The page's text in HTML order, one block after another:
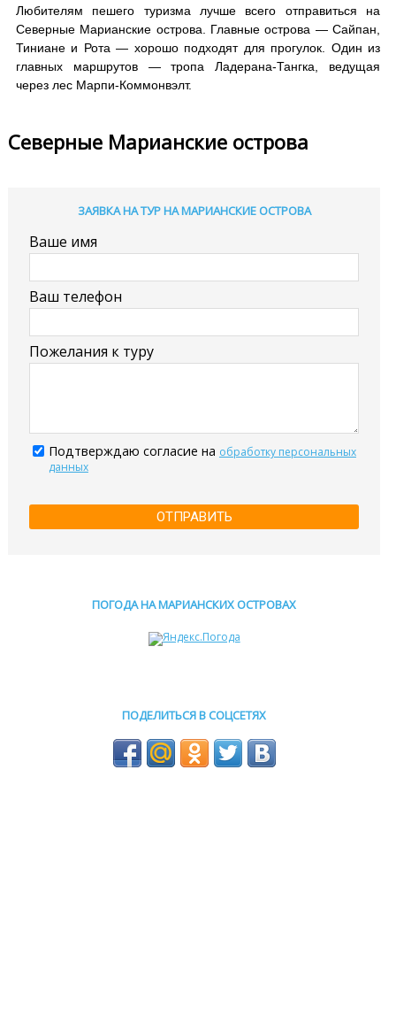
Любителям пешего туризма лучше всего отправиться на
Северные Марианские острова. Главные острова — Сайпан,
Тиниане и Рота — хорошо подходят для прогулок. Один из
главных маршрутов — тропа Ладерана-Тангка, ведущая
через лес Марпи-Коммонвэлт.
Северные Марианские острова
ЗАЯВКА НА ТУР НА МАРИАНСКИЕ ОСТРОВА
Ваше имя
Ваш телефон
Пожелания к туру
Подтверждаю согласие на обработку персональных
данных
ОТПРАВИТЬ
ПОГОДА НА МАРИАНСКИХ ОСТРОВАХ
ПОДЕЛИТЬСЯ В СОЦСЕТЯХ